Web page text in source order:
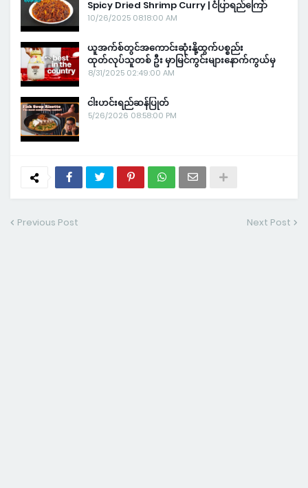
Spicy Dried Shrimp Curry | ငံပြာရည်ကြော်
10/26/2025 08:18:00 AM
ယူအက်စ်တွင်အကောင်းဆုံးနို့ထွက်ပစ္စည်း
ထုတ်လုပ်သူတစ် ဦး မှာမြင်ကွင်းများနောက်ကွယ်မှ
8/31/2025 02:49:00 AM
ငါးဟင်းရည်ဆန်ပြုတ်
5/26/2026 08:58:00 PM
Previous Post Next Post